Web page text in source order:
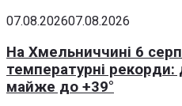
07.08.202607.08.2026
На Хмельниччині 6
температурні рекорди:
майже до +39°